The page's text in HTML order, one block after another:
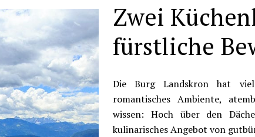
Zwei
fürstliche
Die Burg Landskron hat
romantisches Ambiente,
wissen: Hoch über den
kulinarisches Angebot von